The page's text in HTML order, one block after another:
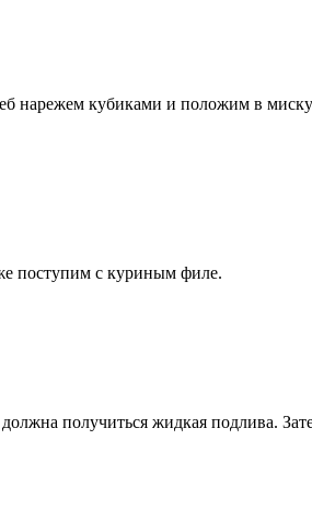
нарежем кубиками и положим в
поступим с куриным филе.
получиться жидкая подлива.